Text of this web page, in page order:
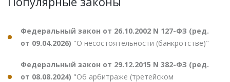
Федеральный закон от 26.10.2002 N 127-ФЗ (ред.
от 09.04.2026) "О несостоятельности (банкротстве)"
Федеральный закон от 29.12.2015 N 382-ФЗ (ред.
от 08.08.2024) "Об арбитраже (третейском